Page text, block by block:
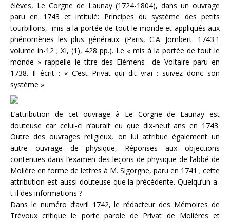
élèves, Le Corgne de Launay (1724-1804), dans un ouvrage
paru en 1743 et intitulé: Principes du système des petits
tourbillons, mis a la portée de tout le monde et appliqués aux
phénomènes les plus généraux. (Paris, C.A. Jombert. 1743.1
volume in-12 ; XI, (1), 428 pp.). Le « mis à la portée de tout le
monde » rappelle le titre des Elémens de Voltaire paru en
1738. Il écrit : « C’est Privat qui dit vrai : suivez donc son
système ».
L’attribution de cet ouvrage à Le Corgne de Launay est
douteuse car celui-ci n’aurait eu que dix-neuf ans en 1743.
Outre des ouvrages religieux, on lui attribue également un
autre ouvrage de physique, Réponses aux objections
contenues dans l’examen des leçons de physique de l’abbé de
Molière en forme de lettres à M. Sigorgne, paru en 1741 ; cette
attribution est aussi douteuse que la précédente. Quelqu’un a-
t-il des informations ?
Dans le numéro d’avril 1742, le rédacteur des Mémoires de
Trévoux critique le porte parole de Privat de Molières et